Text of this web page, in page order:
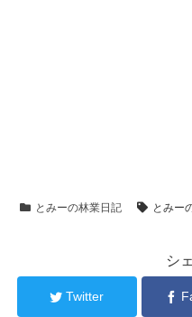
とみーの林業日記 とみー
シ
Twitter